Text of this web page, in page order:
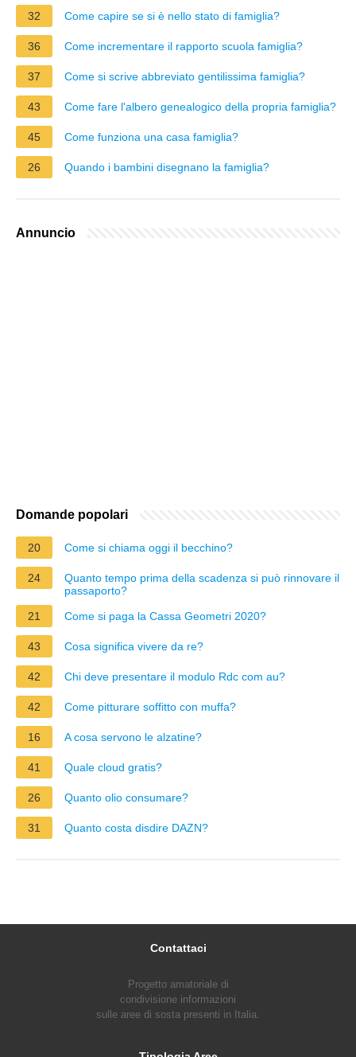
32 Come capire se si è nello stato di famiglia?
36 Come incrementare il rapporto scuola famiglia?
37 Come si scrive abbreviato gentilissima famiglia?
43 Come fare l'albero genealogico della propria famiglia?
45 Come funziona una casa famiglia?
26 Quando i bambini disegnano la famiglia?
Annuncio
Domande popolari
20 Come si chiama oggi il becchino?
24
Quanto tempo prima della scadenza si può rinnovare il
passaporto?
21
Come si paga la Cassa Geometri 2020?
43 Cosa significa vivere da re?
42 Chi deve presentare il modulo Rdc com au?
42 Come pitturare soffitto con muffa?
16 A cosa servono le alzatine?
41 Quale cloud gratis?
26 Quanto olio consumare?
31 Quanto costa disdire DAZN?
Contattaci
Progetto amatoriale di
condivisione informazioni
sulle aree di sosta presenti in Italia.